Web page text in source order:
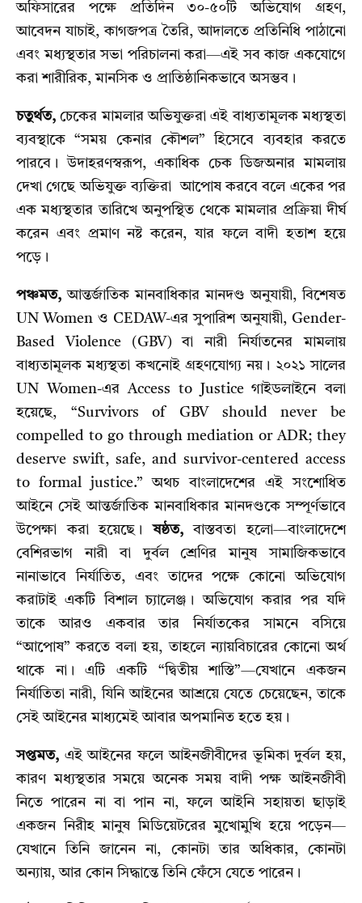
অফিসারের পক্ষে প্রতিদিন ৩০-৫০টি অভিযোগ গ্রহণ,
আবেদন যাচাই, কাগজপত্র তৈরি, আদালতে প্রতিনিধি পাঠানো
এবং মধ্যস্থতার সভা পরিচালনা করা—এই সব কাজ একযোগে
করা শারীরিক, মানসিক ও প্রাতিষ্ঠানিকভাবে অসম্ভব।
চতুর্থত, চেকের মামলার অভিযুক্তরা এই বাধ্যতামূলক মধ্যস্থতা
ব্যবস্থাকে “সময় কেনার কৌশল” হিসেবে ব্যবহার করতে
পারবে। উদাহরণস্বরূপ, একাধিক চেক ডিজঅনার মামলায়
দেখা গেছে অভিযুক্ত ব্যক্তিরা আপোষ করবে বলে একের পর
এক মধ্যস্থতার তারিখে অনুপস্থিত থেকে মামলার প্রক্রিয়া দীর্ঘ
করেন এবং প্রমাণ নষ্ট করেন, যার ফলে বাদী হতাশ হয়ে
পড়ে।
পঞ্চমত, আন্তর্জাতিক মানবাধিকার মানদণ্ড অনুযায়ী, বিশেষত
UN Women ও CEDAW-এর সুপারিশ অনুযায়ী, Gender-
Based Violence (GBV) বা নারী নির্যাতনের মামলায়
বাধ্যতামূলক মধ্যস্থতা কখনোই গ্রহণযোগ্য নয়। ২০২১ সালের
UN Women-এর Access to Justice গাইডলাইনে বলা
হয়েছে, “Survivors of GBV should never be
compelled to go through mediation or ADR; they
deserve swift, safe, and survivor-centered access
to formal justice.” অথচ বাংলাদেশের এই সংশোধিত
আইনে সেই আন্তর্জাতিক মানবাধিকার মানদণ্ডকে সম্পূর্ণভাবে
উপেক্ষা করা হয়েছে। ষষ্ঠত,বাস্তবতা হলো—বাংলাদেশে
বেশিরভাগ নারী বা দুর্বল শ্রেণির মানুষ সামাজিকভাবে
নানাভাবে নির্যাতিত, এবং তাদের পক্ষে কোনো অভিযোগ
করাটাই একটি বিশাল চ্যালেঞ্জ। অভিযোগ করার পর যদি
তাকে আরও একবার তার নির্যাতকের সামনে বসিয়ে
“আপোষ” করতে বলা হয়, তাহলে ন্যায়বিচারের কোনো অর্থ
থাকে না। এটি একটি “দ্বিতীয় শাস্তি”—যেখানে একজন
নির্যাতিতা নারী, যিনি আইনের আশ্রয়ে যেতে চেয়েছেন, তাকে
সেই আইনের মাধ্যমেই আবার অপমানিত হতে হয়।
সপ্তমত, এই আইনের ফলে আইনজীবীদের ভূমিকা দুর্বল হয়,
কারণ মধ্যস্থতার সময়ে অনেক সময় বাদী পক্ষ আইনজীবী
নিতে পারেন না বা পান না, ফলে আইনি সহায়তা ছাড়াই
একজন নিরীহ মানুষ মিডিয়েটরের মুখোমুখি হয়ে পড়েন—
যেখানে তিনি জানেন না, কোনটা তার অধিকার, কোনটা
অন্যায়, আর কোন সিদ্ধান্তে তিনি ফেঁসে যেতে পারেন।